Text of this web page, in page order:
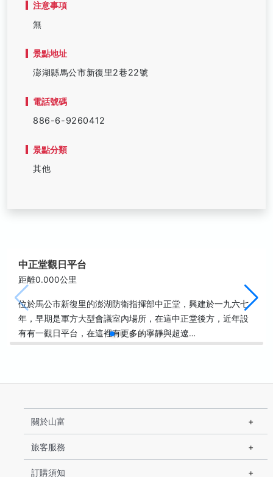
注意事項
無
景點地址
澎湖縣馬公市新復里2巷22號
電話號碼
886-6-9260412
景點分類
其他
中正堂觀日平台
距離0.000公里
位於馬公市新復里的澎湖防衛指揮部中正堂，興建於一九六七
年，早期是軍方大型會議室內場所，在這中正堂後方，近年設
有有一觀日平台，在這裡有更多的寧靜與超遼…
關於山富
旅客服務
訂購須知